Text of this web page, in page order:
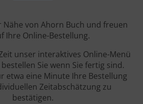
Nähe von Ahorn Buch und freuen
Ihre Online-Bestellung.
unser interaktives Online-Menü
Sie wenn Sie fertig sind.
etwa eine Minute Ihre Bestellung
Zeitabschätzung zu
bestätigen.